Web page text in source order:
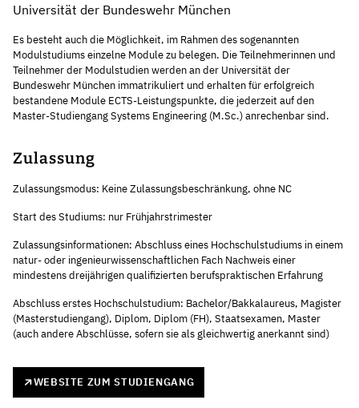
Universität der Bundeswehr München
Es besteht auch die Möglichkeit, im Rahmen des sogenannten
Modulstudiums einzelne Module zu belegen. Die Teilnehmerinnen und
Teilnehmer der Modulstudien werden an der Universität der
Bundeswehr München immatrikuliert und erhalten für erfolgreich
bestandene Module ECTS-Leistungspunkte, die jederzeit auf den
Master-Studiengang Systems Engineering (M.Sc.) anrechenbar sind.
Zulassung
Zulassungsmodus: Keine Zulassungsbeschränkung, ohne NC
Start des Studiums: nur Frühjahrstrimester
Zulassungsinformationen: Abschluss eines Hochschulstudiums in einem
natur- oder ingenieurwissenschaftlichen Fach Nachweis einer
mindestens dreijährigen qualifizierten berufspraktischen Erfahrung
Abschluss erstes Hochschulstudium: Bachelor/Bakkalaureus, Magister
(Masterstudiengang), Diplom, Diplom (FH), Staatsexamen, Master
(auch andere Abschlüsse, sofern sie als gleichwertig anerkannt sind)
WEBSITE ZUM STUDIENGANG